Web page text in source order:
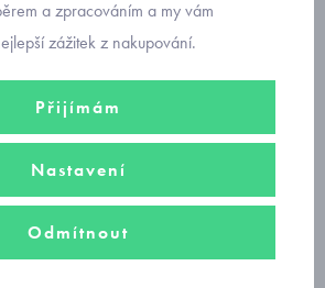
a zpracováním a my vám
zážitek z nakupování.
Přijímám
Nastavení
Odmítnout